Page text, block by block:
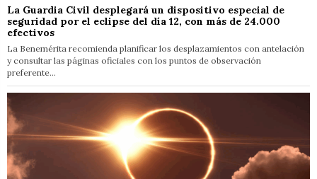
La Guardia Civil desplegará un dispositivo especial de
seguridad por el eclipse del día 12, con más de 24.000
efectivos
La Benemérita recomienda planificar los desplazamientos con antelación
y consultar las páginas oficiales con los puntos de observación
preferente…